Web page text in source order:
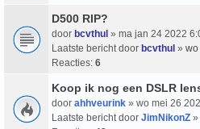
D500 RIP?
door bcvthul » ma jan 24 2022
Laatste bericht door bcvthul » wo
Reacties: 6
Koop ik nog een DSLR
door ahhveurink » wo mei 26
Laatste bericht door JimNikonZ »